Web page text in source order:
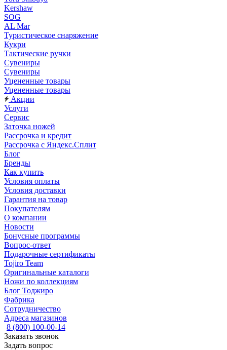
Kershaw
SOG
AL Mar
Туристическое снаряжение
Кукри
Тактические ручки
Сувениры
Сувениры
Уцененные товары
Уцененные товары
Акции
Услуги
Сервис
Заточка ножей
Рассрочка и кредит
Рассрочка с Яндекс.Сплит
Блог
Бренды
Как купить
Условия оплаты
Условия доставки
Гарантия на товар
Покупателям
О компании
Новости
Бонусные программы
Вопрос-ответ
Подарочные сертификаты
Tojiro Team
Оригинальные каталоги
Ножи по коллекциям
Блог Тоджиро
Фабрика
Сотрудничество
Адреса магазинов
8 (800) 100-00-14
Заказать звонок
Задать вопрос